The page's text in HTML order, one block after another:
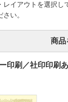
レイアウトを選択し
い。
商品
印刷／社印印刷